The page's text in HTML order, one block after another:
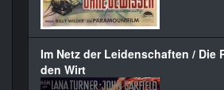
Im Netz der Leidenschaften / Die
den Wirt